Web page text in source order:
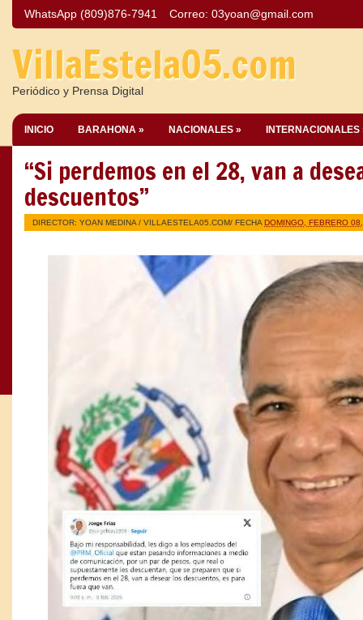
WhatsApp (809)876-7941 Correo: 03yoan@gmail.com
VillaEstela05.com
Periódico y Prensa Digital
INICIO BARAHONA » NACIONALES » INTERNACIONALES
“Si perdemos en el 28, van a
descuentos”
DIRECTOR: YOAN MEDINA / VILLAESTELA05.COM/ FECHA DOMINGO, FEBRERO